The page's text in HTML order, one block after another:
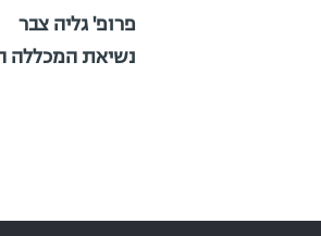
פרופ' גליה צבר
נשיאת המכללה